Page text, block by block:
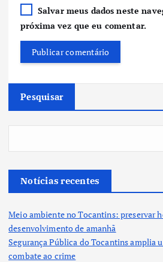
Salvar meus dados neste
próxima vez que eu comentar.
Pesquisar
Notícias recentes
Meio ambiente no Tocantins: preservar
desenvolvimento de amanhã
Segurança Pública do Tocantins amplia
combate ao crime